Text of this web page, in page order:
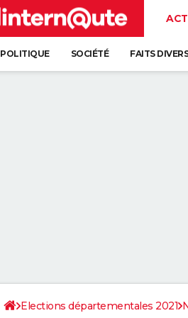
POLITIQUE SOCIÉTÉ FAITS DIVERS
Elections départementales 2021